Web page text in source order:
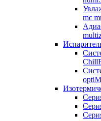
mc